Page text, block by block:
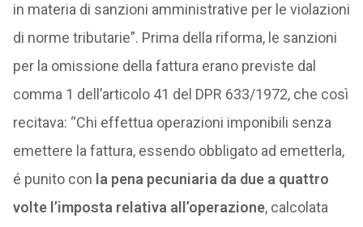
in materia di sanzioni amministrative per le violazioni
di norme tributarie”. Prima della riforma, le sanzioni
per la omissione della fattura erano previste dal
comma 1 dell’articolo 41 del DPR 633/1972, che così
recitava: “Chi effettua operazioni imponibili senza
emettere la fattura, essendo obbligato ad emetterla,
é punito con la pena pecuniaria da due a quattro
volte l’imposta relativa all’operazione, calcolata